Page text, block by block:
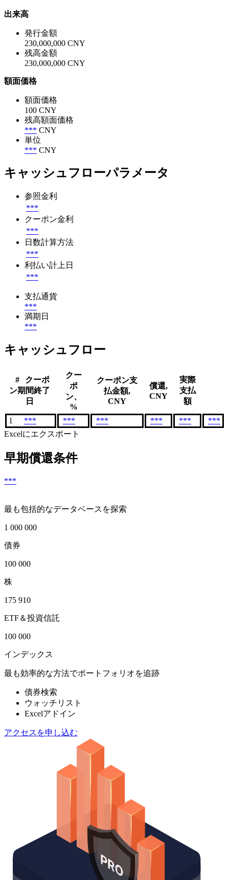
出来高
発行金額
230,000,000 CNY
残高金額
230,000,000 CNY
額面価格
額面価格
100 CNY
残高額面価格
*** CNY
単位
*** CNY
キャッシュフローパラメータ
参照金利
***
クーポン金利
***
日数計算方法
***
利払い計上日
***
支払通貨
***
満期日
***
キャッシュフロー
#
クーポ
ン期間終了
日
クー
ポ
ン、
%
クーポン支
払金額,
CNY
償還,
CNY
実際
支払
額
1 *** *** *** *** ***
***
Excelにエクスポート
早期償還条件
***
最も包括的なデータベースを探索
1 000 000
債券
100 000
株
175 910
ETF＆投資信託
100 000
インデックス
最も効率的な方法でポートフォリオを追跡
債券検索
ウォッチリスト
Excelアドイン
アクセスを申し込む